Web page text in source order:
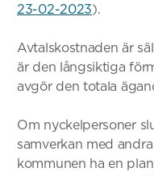
23-02-2023).
Avtalskostnaden är
är den långsiktiga
avgör den totala
Om nyckelpersoner
samverkan med
kommunen ha en